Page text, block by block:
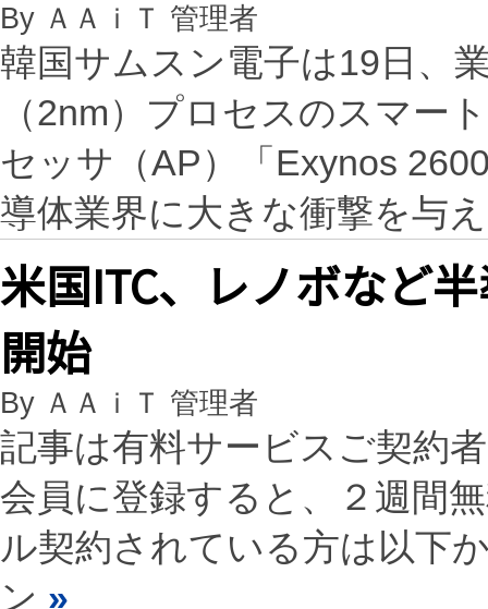
By ＡＡｉＴ 管理者
韓国サムスン電子は19日、
（2nm）プロセスのスマー
セッサ（AP）「Exynos
導体業界に大きな衝撃を与
米国ITC、レノボなど
開始
By ＡＡｉＴ 管理者
記事は有料サービスご契約
会員に登録すると、２週間
ル契約されている方は以下
ン »